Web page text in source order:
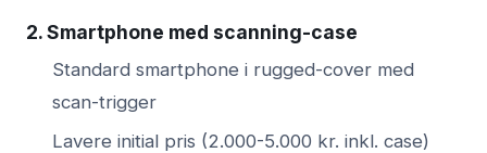
2. Smartphone med scanning-case
Standard smartphone i rugged-cover med
scan-trigger
Lavere initial pris (2.000-5.000 kr. inkl. case)